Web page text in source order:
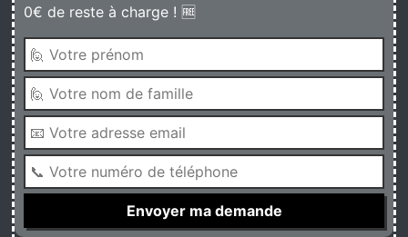
0€ de reste à charge ! 🆓